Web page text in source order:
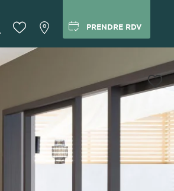
PRENDRE RDV